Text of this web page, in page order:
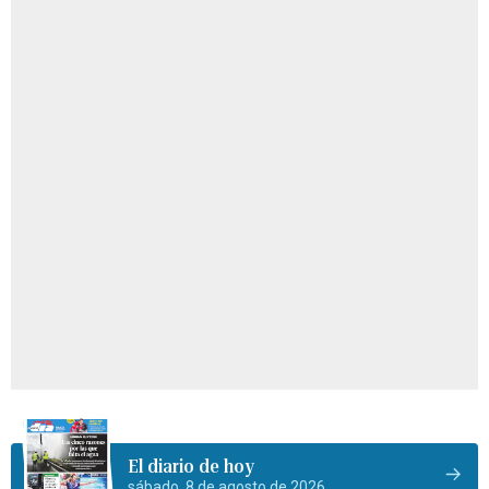
El diario de hoy